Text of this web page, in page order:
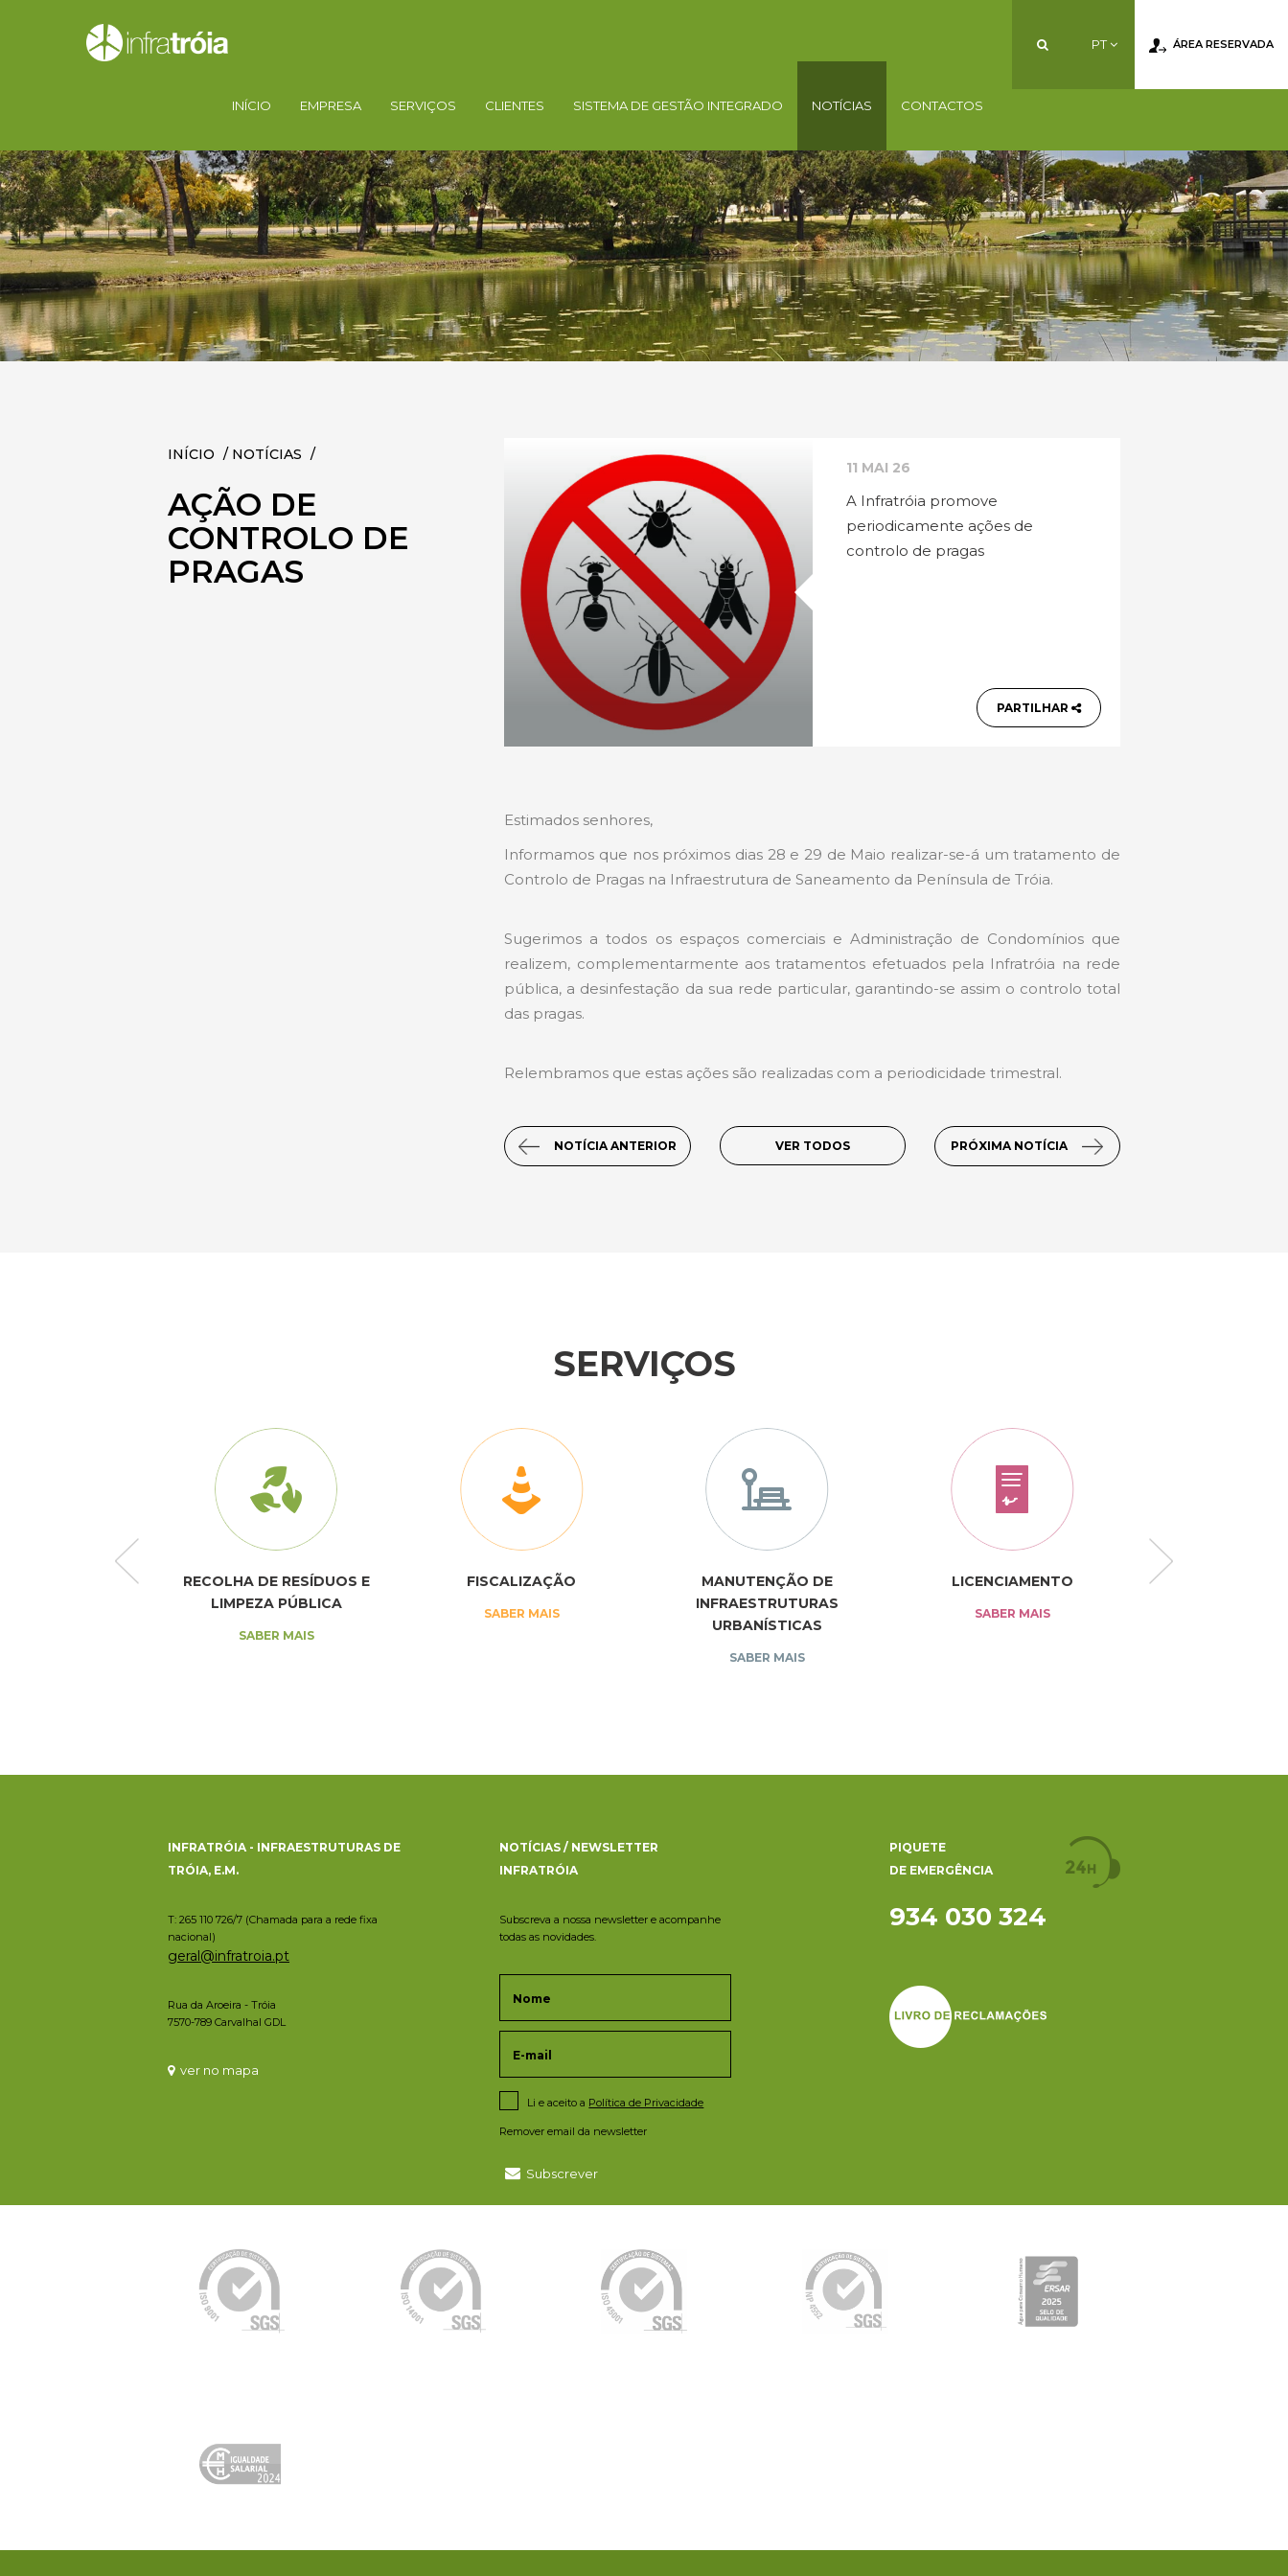
PT ÁREA RESERVADA
INÍCIO EMPRESA SERVIÇOS CLIENTES SISTEMA DE GESTÃO INTEGRADO NOTÍCIAS CONTACTOS
INÍCIO / NOTÍCIAS /
AÇÃO DE
CONTROLO DE
PRAGAS
11 MAI 26
A Infratróia promove
periodicamente ações de
controlo de pragas
PARTILHAR
Estimados senhores,
Informamos que nos próximos dias 28 e 29 de Maio realizar-se-á um tratamento de
Controlo de Pragas na Infraestrutura de Saneamento da Península de Tróia.
Sugerimos a todos os espaços comerciais e Administração de Condomínios que
realizem, complementarmente aos tratamentos efetuados pela Infratróia na rede
pública, a desinfestação da sua rede particular, garantindo-se assim o controlo total
das pragas.
Relembramos que estas ações são realizadas com a periodicidade trimestral.
NOTÍCIA ANTERIOR VER TODOS PRÓXIMA NOTÍCIA
SERVIÇOS
RECOLHA DE RESÍDUOS E
LIMPEZA PÚBLICA
SABER MAIS
FISCALIZAÇÃO
SABER MAIS
MANUTENÇÃO DE
INFRAESTRUTURAS
URBANÍSTICAS
SABER MAIS
LICENCIAMENTO
SABER MAIS
PIQUETE
DE EMERGÊNCIA
934 030 324
NOTÍCIAS / NEWSLETTER
INFRATRÓIA
Subscreva a nossa newsletter e acompanhe
todas as novidades.
Li e aceito a Política de Privacidade
Remover email da newsletter
Subscrever
INFRATRÓIA - INFRAESTRUTURAS DE
TRÓIA, E.M.
T: 265 110 726/7 (Chamada para a rede fixa
nacional)
geral@infratroia.pt
Rua da Aroeira - Tróia
7570-789 Carvalhal GDL
ver no mapa